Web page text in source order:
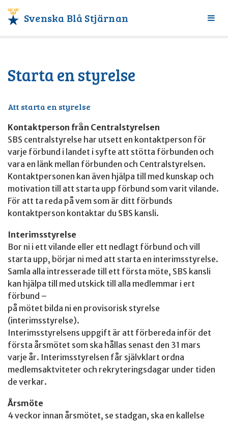
Svenska Blå Stjärnan
Växla
Starta en styrelse
Att starta en styrelse
Kontaktperson från Centralstyrelsen
SBS centralstyrelse har utsett en kontaktperson för
varje förbund i landet i syfte att stötta förbunden och
vara en länk mellan förbunden och Centralstyrelsen.
Kontaktpersonen kan även hjälpa till med kunskap och
motivation till att starta upp förbund som varit vilande.
För att ta reda på vem som är ditt förbunds
kontaktperson kontaktar du SBS kansli.
Interimsstyrelse
Bor ni i ett vilande eller ett nedlagt förbund och vill
starta upp, börjar ni med att starta en interimsstyrelse.
Samla alla intresserade till ett första möte, SBS kansli
kan hjälpa till med utskick till alla medlemmar i ert
förbund –
på mötet bilda ni en provisorisk styrelse
(interimsstyrelse).
Interimsstyrelsens uppgift är att förbereda inför det
första årsmötet som ska hållas senast den 31 mars
varje år. Interimsstyrelsen får självklart ordna
medlemsaktviteter och rekryteringsdagar under tiden
de verkar.
Årsmöte
4 veckor innan årsmötet, se stadgan, ska en kallelse